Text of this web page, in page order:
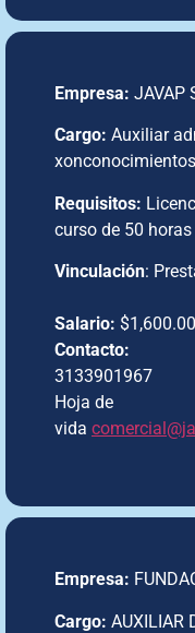
Empresa: JAVAP
Cargo: Auxiliar
Requisitos:
curso de 50
Vinculación:
Salario:
Contacto:
3133901967
Hoja de
vida
Empresa:
Cargo: AUXILIAR